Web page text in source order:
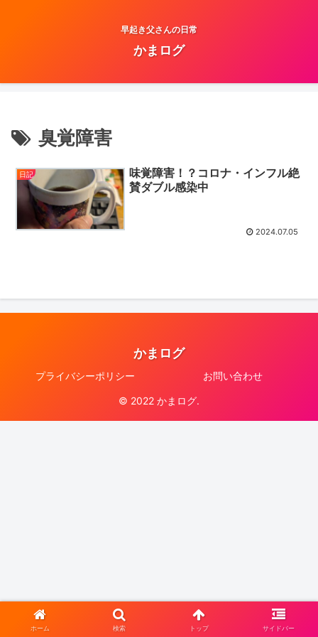
早起き父さんの日常
かまログ
臭覚障害
日記
味覚障害！？コロナ・インフル絶
賛ダブル感染中
2024.07.05
かまログ
プライバシーポリシー お問い合わせ
© 2022 かまログ.
ホーム 検索 トップ サイドバー